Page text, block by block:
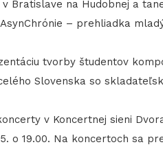
v Bratislave na Hudobnej a
– prehliadka
tvorby študentov
Slovenska so
v Koncertnej sieni
o 19.00. Na koncertoch sa